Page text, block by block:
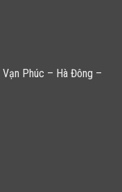
Phúc – Hà Đông –